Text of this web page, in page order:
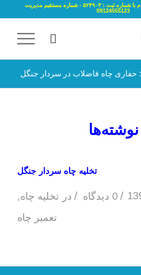
شرکت پگاه تهران پارسه جام با شماره ثبت : ۵۲۴۹۰۳ - شماره مستقیم مدیریت
09124555123
حفاری چاه فاضلاب در سردار جنگل
نوشته‌ها
تخلیه چاه سردار جنگل
/ 0 دیدگاه / در تخلیه چاه,
تعمیر چاه